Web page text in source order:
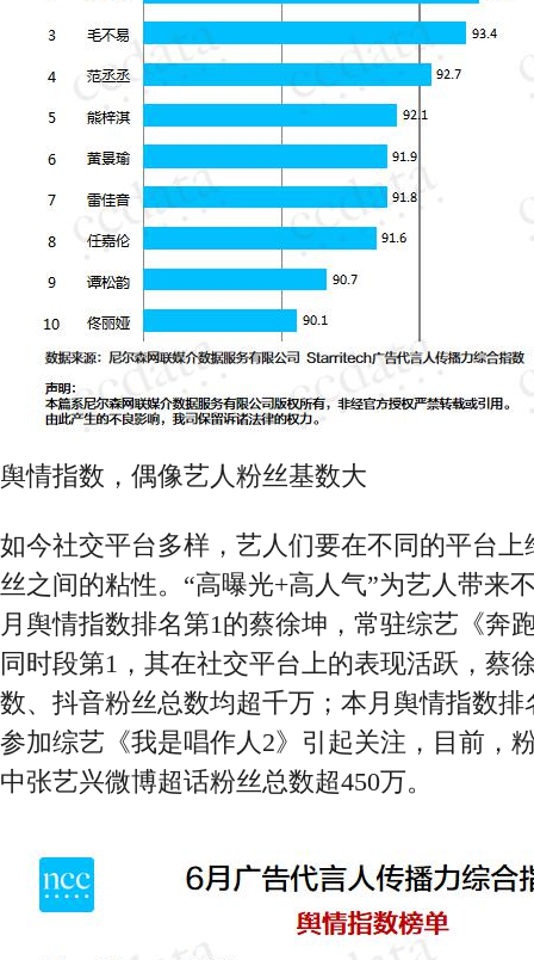
舆情指数， 偶像艺人粉丝基数大
如今社交平台多样，艺人们要在不同的平台上
丝之间的粘性。 “高曝光+高人气”为艺人带来
月舆情指数排名第1的蔡徐坤，常驻综艺《奔
同时段第1，其在社交平台上的表现活跃，蔡
数、抖音粉丝总数均超千万；本月舆情指数排
参加综艺《我是唱作人2》引起关注，目前，
中张艺兴微博超话粉丝总数超450万。